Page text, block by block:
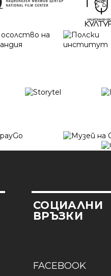
СОЦИАЛНИ
ВРЪЗКИ
FACEBOOK